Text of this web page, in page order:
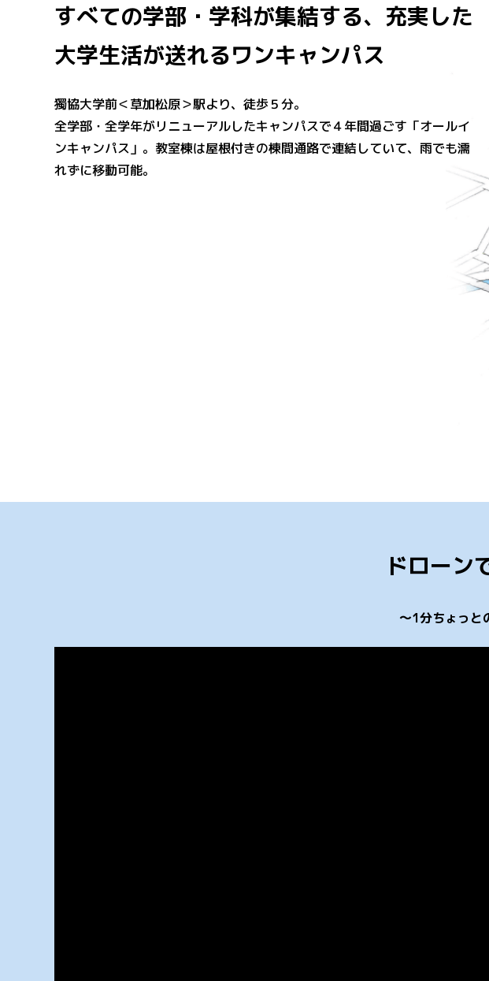
すべての学部・学科が集結する、充実した
大学生活が送れるワンキャンパス
獨協大学前＜草加松原＞駅より、徒歩５分。
全学部・全学年がリニューアルしたキャンパスで４年間過ごす「オールイ
ンキャンパス」。教室棟は屋根付きの棟間通路で連結していて、雨でも濡
れずに移動可能。
ドローン
～1分ちょっと